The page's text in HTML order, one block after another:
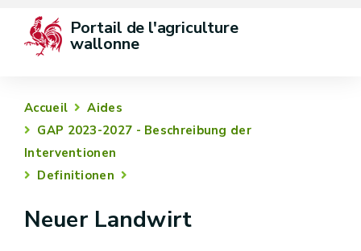
Portail de l'agriculture
wallonne
Accueil
Aides
GAP 2023-2027 - Beschreibung der
Interventionen
Definitionen
Neuer Landwirt